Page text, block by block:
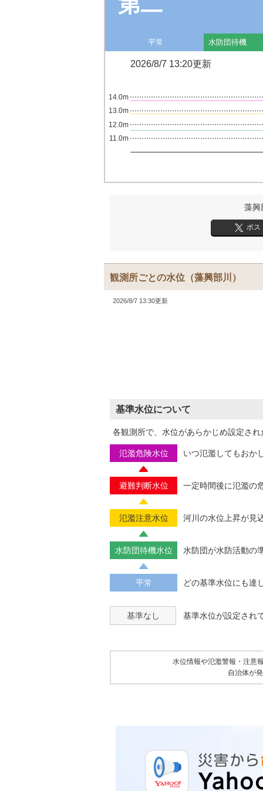
平常 水防団待機
2026/8/7 13:20更新
11.0m
12.0m
13.0m
14.0m
藻興
ポス
観測所ごとの水位 （藻興部川）
2026/8/7 13:30更新
基準水位について
各観測所で、水位があらかじめ設定さ
氾濫危険水位 いつ氾濫してもおか
避難判断水位 一定時間後に氾濫の
氾濫注意水位 河川の水位上昇が見
水防団待機水位 水防団が水防活動の
平常 どの基準水位にも達
基準なし 基準水位が設定され
水位情報や氾濫警報・注意
自治体が